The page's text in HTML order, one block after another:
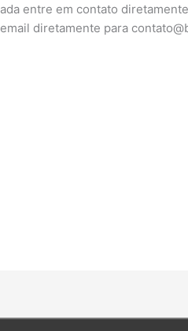
entre em contato
diretamente para